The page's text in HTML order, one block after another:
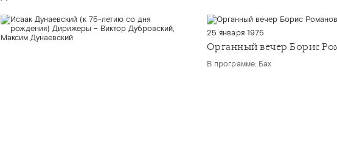
25 января 1975
Органный вечер Борис
В программе: Бах